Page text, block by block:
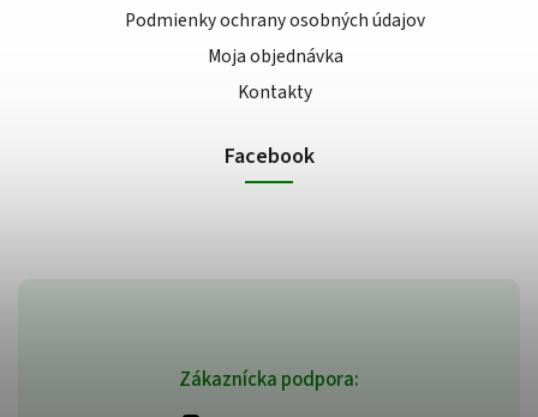
Zákaznícka podpora:
Podmienky ochrany osobných údajov
Moja objednávka
Kontakty
Facebook